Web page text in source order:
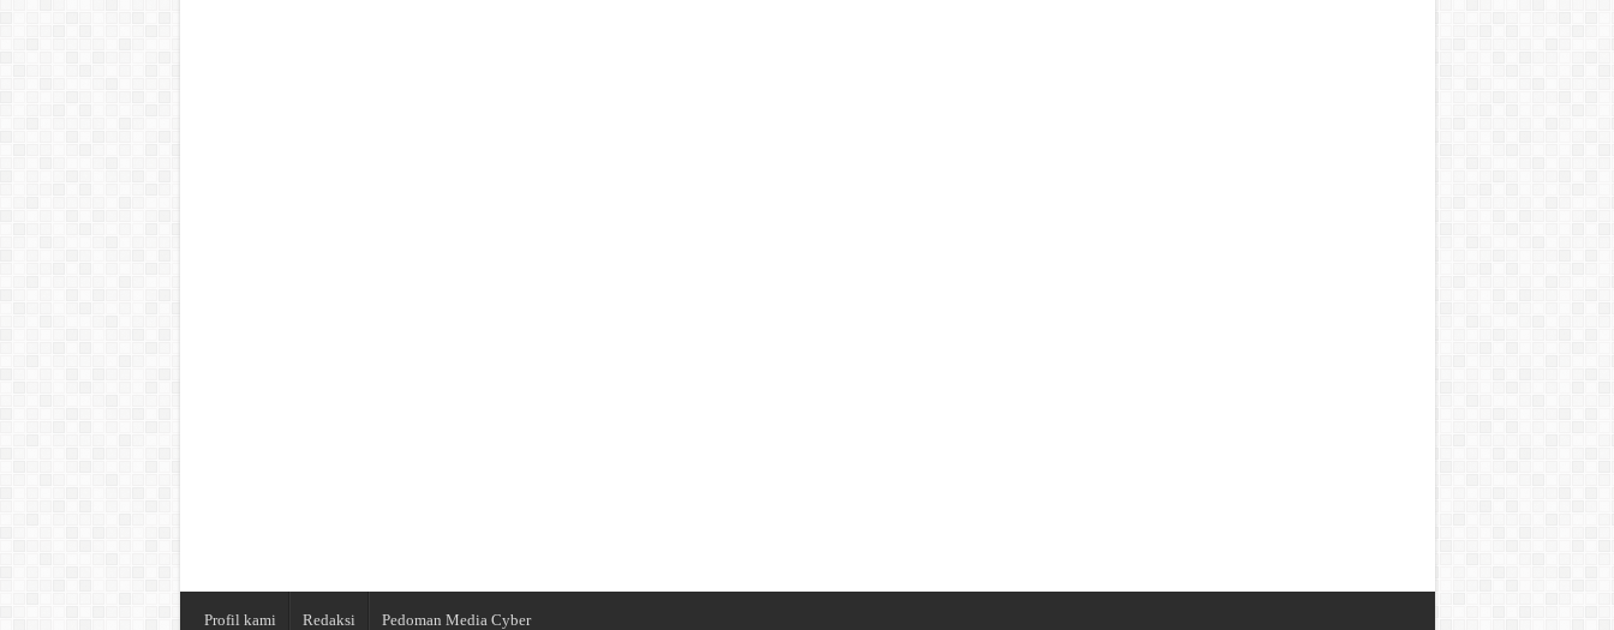
Profil kami Redaksi Pedoman Media Cyber